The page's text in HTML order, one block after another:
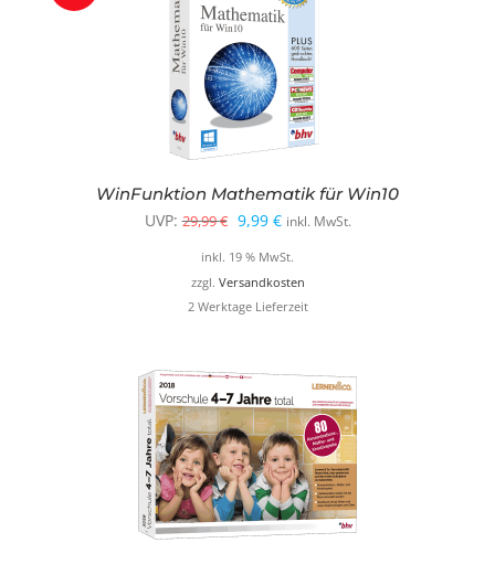
WinFunktion Mathematik für Win10
UVP: 29,99€ Ursprünglicher
Preis
war:
29,99 €
9,99 €Aktueller
Preis
ist:
9,99 €.
inkl. MwSt.
inkl. 19 % MwSt.
zzgl. Versandkosten
2 Werktage Lieferzeit